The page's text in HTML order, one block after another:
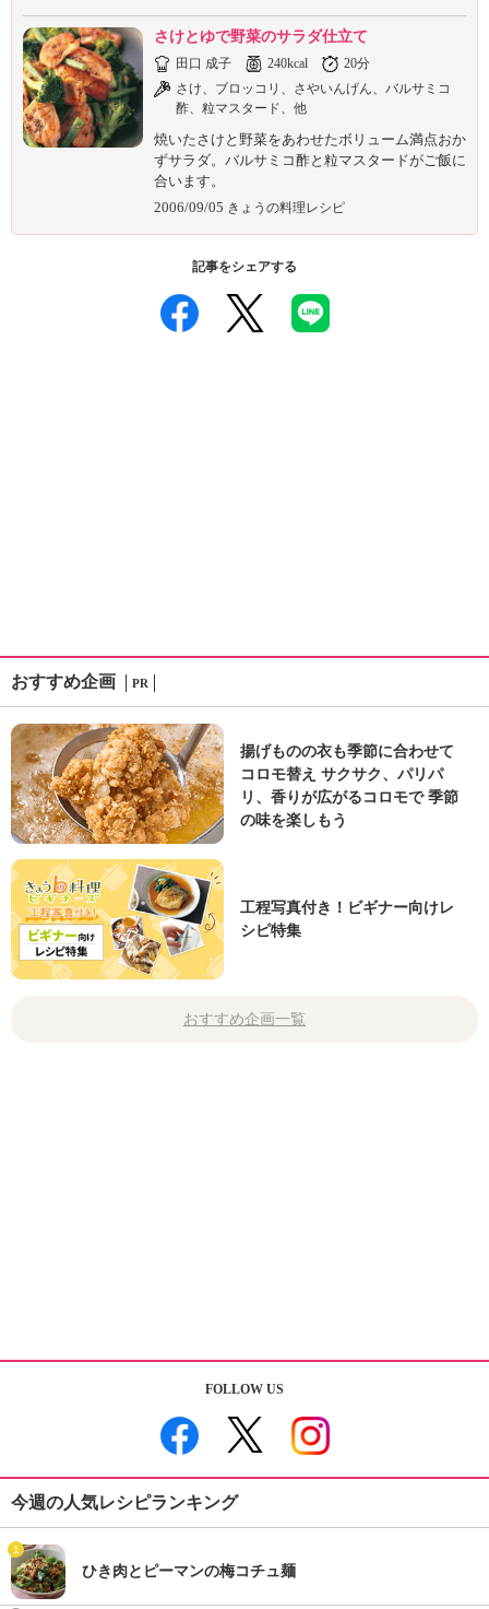
さけとゆで野菜のサラダ仕立て
田口 成子 240kcal
20分
さけ、ブロッコリ、さやいんげん、バルサミコ
酢、粒マスタード、他
焼いたさけと野菜をあわせたボリューム満点おか
ずサラダ。バルサミコ酢と粒マスタードがご飯に
合います。
2006/09/05 きょうの料理レシピ
記事をシェアする
おすすめ企画 PR
揚げものの衣も季節に合わせて
コロモ替え サクサク、パリパ
リ、香りが広がるコロモで 季節
の味を楽しもう
工程写真付き！ビギナー向けレ
シピ特集
おすすめ企画一覧
FOLLOW US
今週の人気レシピランキング
1
ひき肉とピーマンの梅コチュ麺